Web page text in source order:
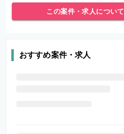
この案件・求人につい
おすすめ案件・求人